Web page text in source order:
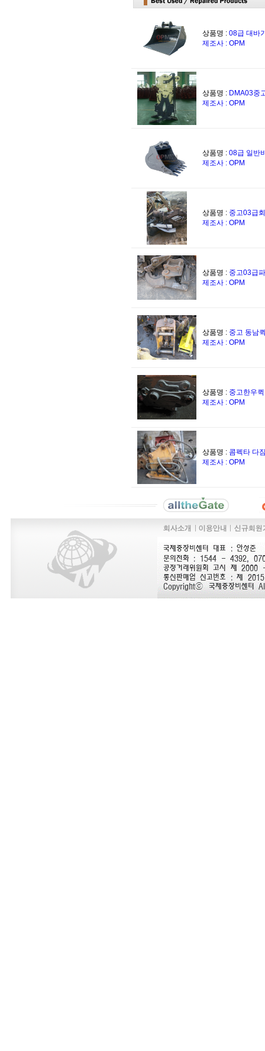
상품명 : 08급 대바
제조사 : OPM
상품명 : DMA03중
제조사 : OPM
상품명 : 08급 일반
제조사 : OPM
상품명 : 중고03급
제조사 : OPM
상품명 : 중고03급
제조사 : OPM
상품명 : 중고 동남
제조사 : OPM
상품명 : 중고한우
제조사 : OPM
상품명 : 콤펙타 다
제조사 : OPM